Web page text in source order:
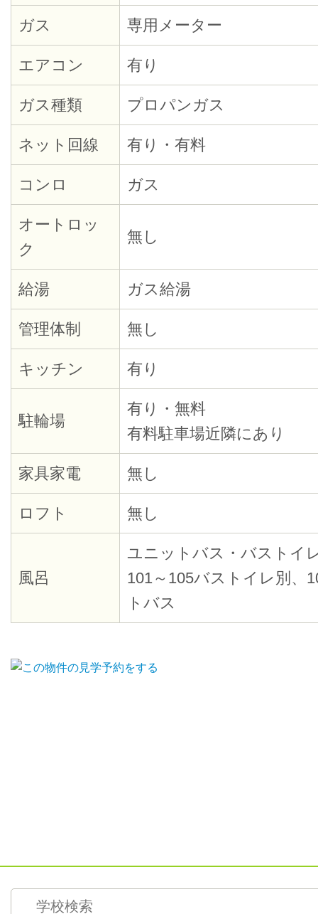
ガス 専用メーター
エアコン 有り
ガス種類 プロパンガス
ネット回線 有り・有料
コンロ ガス
オートロッ
ク
無し
給湯 ガス給湯
管理体制 無し
キッチン 有り
駐輪場
有り・無料
有料駐車場近隣にあり
家具家電 無し
ロフト 無し
風呂
ユニットバス・バストイ
101～105バストイレ別、
トバス